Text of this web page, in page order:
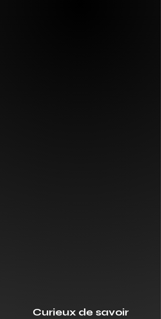
Curieux de savoir